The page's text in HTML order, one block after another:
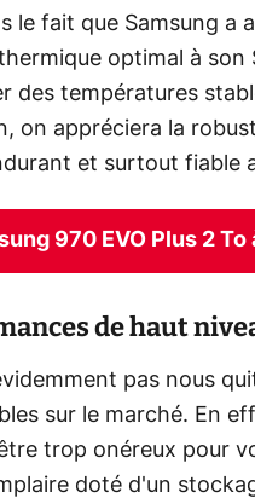
le fait que Samsung
optimal à son
des températures
on appréciera la
et surtout fiable
970 EVO Plus 2
de haut
pas nous
sur le marché. En
trop onéreux pour
doté d'un